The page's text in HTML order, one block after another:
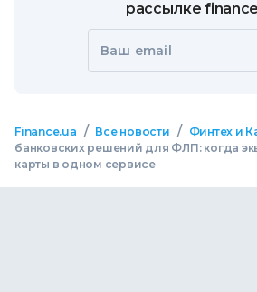
рассылке
Ваш email
Finance.ua / Все новости / Финтех и
банковских решений для ФЛП: когда
карты в одном сервисе